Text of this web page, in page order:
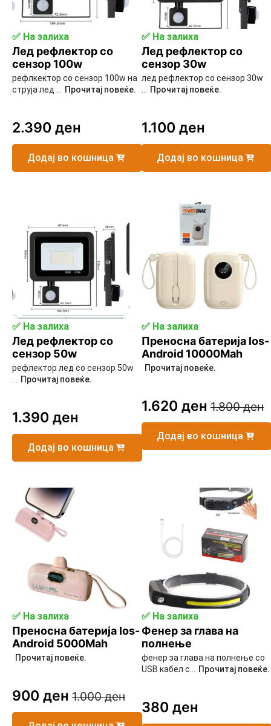
✅ На залиха
Лед рефлектор со
сензор 100w
рефлкектор со сензор 100w на
струја лед ...
Прочитај повеќе.
2.390 ден
Додај во кошница
✅ На залиха
Лед рефлектор со
сензор 30w
лед рефлектор со сензор 30w
Прочитај повеќе.
1.100 ден
Додај во кошница
✅ На залиха
Лед рефлектор со
сензор 50w
рефлектор лед со сензор 50w
Прочитај повеќе.
1.390 ден
Додај во кошница
✅ На залиха
Преносна батерија los-
Android 10000Mah
Прочитај повеќе.
1.800ден
Original
price
was:
1.800 ден.
1.620 ден
Current
price
is:
1.620 ден.
Додај во кошница
✅ На залиха
Преносна батерија los-
Android 5000Mah
Прочитај повеќе.
1.000ден
Original
price
900 ден
Current
price
✅ На залиха
Фенер за глава на
полнење
фенер за глава на полнење со
USB кабел с...
Прочитај повеќе.
380 ден